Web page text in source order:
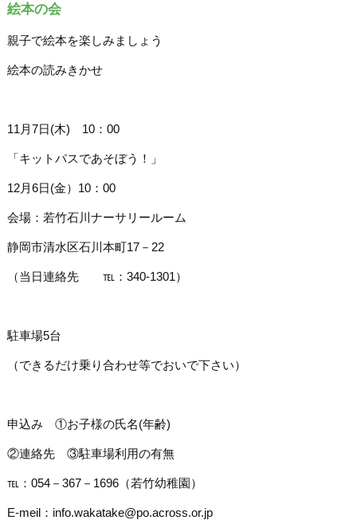
絵本の会
親子で絵本を楽しみましょう
絵本の読みきかせ
11月7日(木) 10：00
「キットパスであそぼう！」
12月6日(金）10：00
会場：若竹石川ナーサリールーム
静岡市清水区石川本町17－22
（当日連絡先 ℡：340-1301）
駐車場5台
（できるだけ乗り合わせ等でおいで下さい）
申込み ①お子様の氏名(年齢)
②連絡先 ③駐車場利用の有無
℡：054－367－1696（若竹幼稚園）
E-meil：info.wakatake@po.across.or.jp